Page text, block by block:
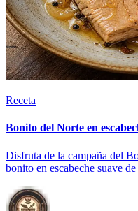
Receta
Bonito del Norte en
Disfruta de la campaña del
bonito en escabeche suave